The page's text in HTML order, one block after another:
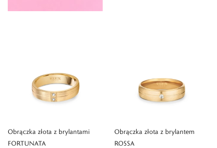
Obrączka złota z brylantami
FORTUNATA
Obrączka złota z brylantem
ROSSA